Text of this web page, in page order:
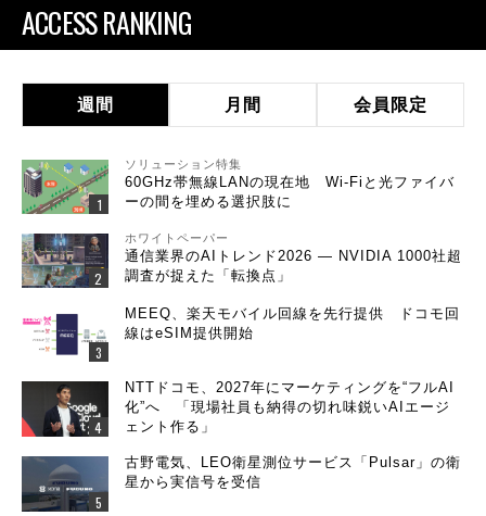
ACCESS RANKING
週間 月間 会員限定
ソリューション特集
60GHz帯無線LANの現在地 Wi-Fiと光ファイバ
ーの間を埋める選択肢に
ホワイトペーパー
通信業界のAIトレンド2026 ― NVIDIA 1000社超
調査が捉えた「転換点」
MEEQ、楽天モバイル回線を先行提供 ドコモ回
線はeSIM提供開始
NTTドコモ、2027年にマーケティングを“フルAI
化”へ 「現場社員も納得の切れ味鋭いAIエージ
ェント作る」
古野電気、LEO衛星測位サービス「Pulsar」の衛
星から実信号を受信